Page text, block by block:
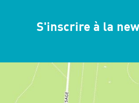
S'inscrire à la